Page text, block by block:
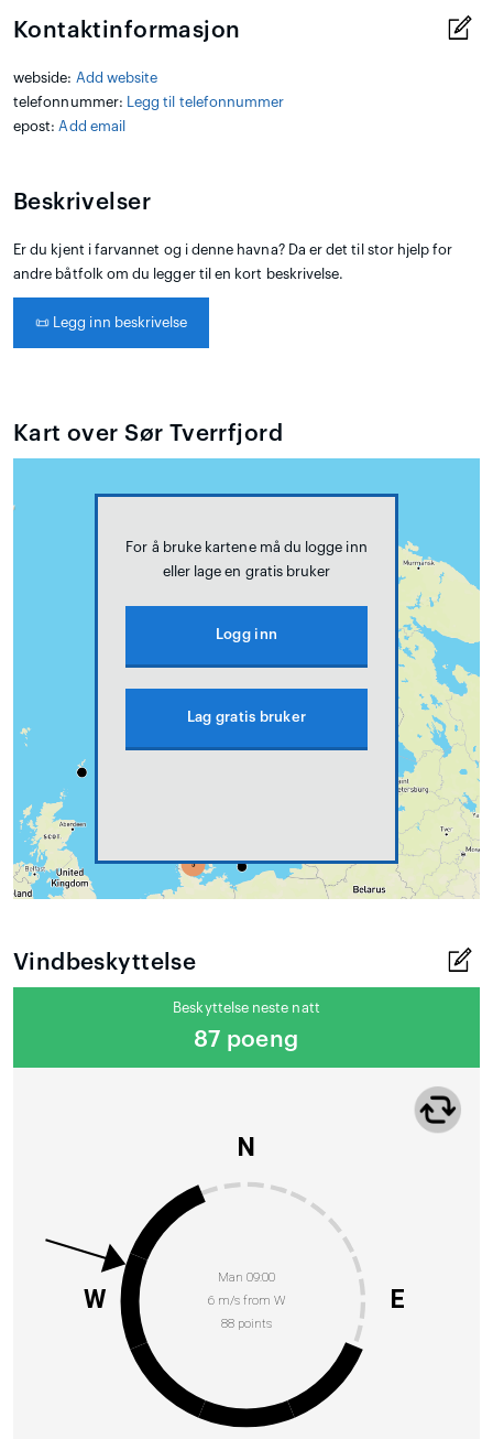
Kontaktinformasjon
webside: Add website
telefonnummer:
Legg til telefonnummer
epost: Add email
Beskrivelser
Er du kjent i farvannet og i denne havna? Da er det til stor hjelp for
andre båtfolk om du legger til en kort beskrivelse.
📜 Legg inn beskrivelse
Kart over Sør Tverrfjord
For å bruke kartene må du logge inn
eller lage en gratis bruker
Logg inn
Lag gratis bruker
Vindbeskyttelse
Beskyttelse neste natt
87 poeng
Man 09:00
6 m/s from W
88 points
N
E
W